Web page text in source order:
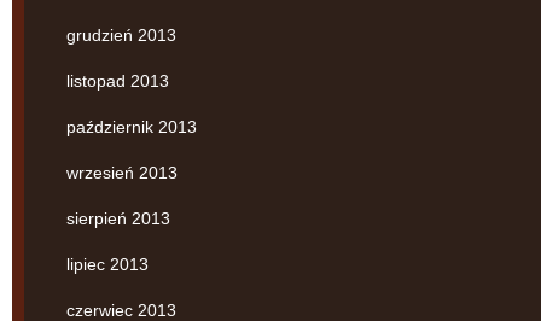
grudzień 2013
listopad 2013
październik 2013
wrzesień 2013
sierpień 2013
lipiec 2013
czerwiec 2013